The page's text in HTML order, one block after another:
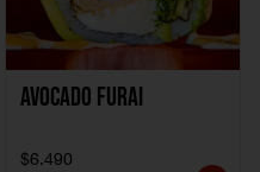
Avocado Furai
$6.490